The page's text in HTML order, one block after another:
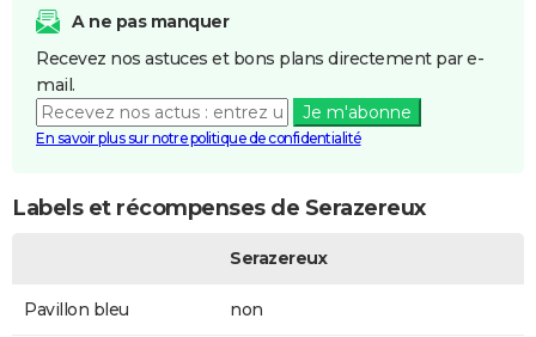
A ne pas manquer
Recevez nos astuces et bons plans directement par e-
mail.
Je m'abonne
En savoir plus sur notre politique de confidentialité
Labels et récompenses de Serazereux
Serazereux
Pavillon bleu non